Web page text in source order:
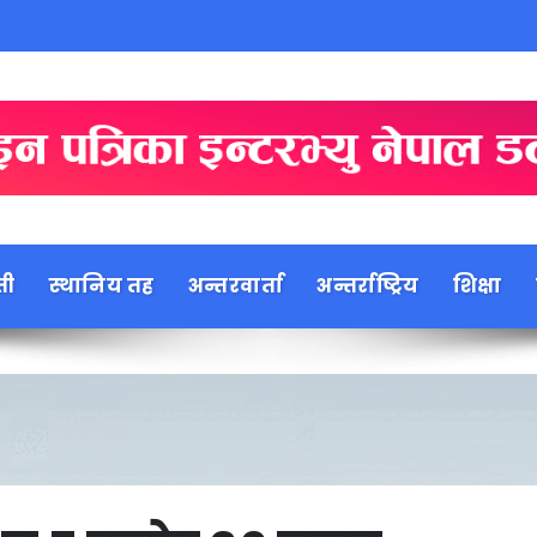
स्थानिय तह अन्तरवार्ता अन्तर्राष्ट्रिय शिक्षा